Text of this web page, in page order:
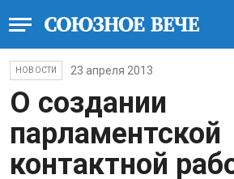
НОВОСТИ 23 апреля 2013
O создании
парламентской
контактной